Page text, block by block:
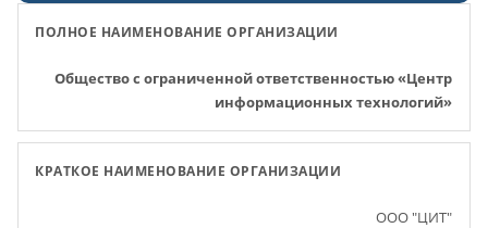
ПОЛНОЕ НАИМЕНОВАНИЕ ОРГАНИЗАЦИИ
Общество с ограниченной ответственностью «Центр
информационных технологий»
КРАТКОЕ НАИМЕНОВАНИЕ ОРГАНИЗАЦИИ
ООО "ЦИТ"